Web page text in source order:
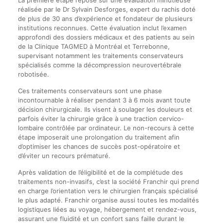
réalisée par le Dr Sylvain Desforges, expert du rachis doté
de plus de 30 ans d’expérience et fondateur de plusieurs
institutions reconnues. Cette évaluation inclut l’examen
approfondi des dossiers médicaux et des patients au sein
de la Clinique TAGMED à Montréal et Terrebonne,
supervisant notamment les traitements conservateurs
spécialisés comme la décompression neurovertébrale
robotisée.
Ces traitements conservateurs sont une phase
incontournable à réaliser pendant 3 à 6 mois avant toute
décision chirurgicale. Ils visent à soulager les douleurs et
parfois éviter la chirurgie grâce à une traction cervico-
lombaire contrôlée par ordinateur. Le non-recours à cette
étape imposerait une prolongation du traitement afin
d’optimiser les chances de succès post-opératoire et
d’éviter un recours prématuré.
Après validation de l’éligibilité et de la complétude des
traitements non-invasifs, c’est la société Franchir qui prend
en charge l’orientation vers le chirurgien français spécialisé
le plus adapté. Franchir organise aussi toutes les modalités
logistiques liées au voyage, hébergement et rendez-vous,
assurant une fluidité et un confort sans faille durant le